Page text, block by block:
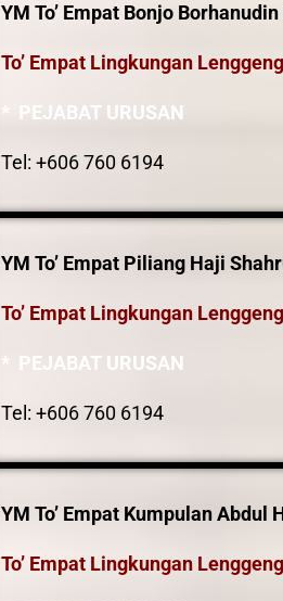
YM To’ Empat Bonjo
To’ Empat Lingkungan Lenggeng
* PEJABAT URUSAN
Tel: +606 760 6194
YM To’ Empat Piliang Haji
To’ Empat Lingkungan Lenggeng
* PEJABAT URUSAN
Tel: +606 760 6194
YM To’ Empat Kumpulan Abdul
To’ Empat Lingkungan Lenggeng